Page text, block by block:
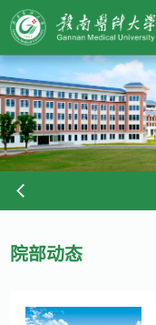
院部动态